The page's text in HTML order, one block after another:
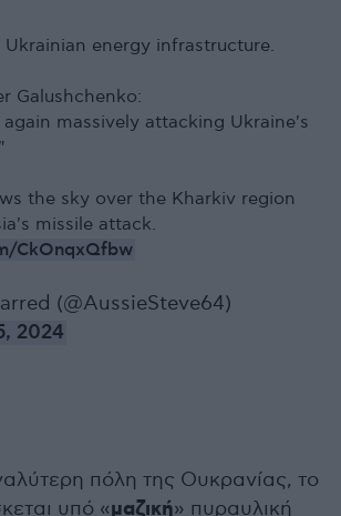
Ukrainian energy infrastructure.
Galushchenko:
massively attacking Ukraine's
the sky over the Kharkiv region
missile attack.
CkOnqxQfbw
(@AussieSteve64)
2024
πόλη της Ουκρανίας, το
υπό «μαζική» πυραυλική